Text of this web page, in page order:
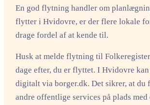
En god flytning handler om
flytter i Hvidovre, er der flere lokale
drage fordel af at kende til.
Husk at melde flytning til
dage efter, du er flyttet. I Hvidovre kan
digitalt via borger.dk. Det sikrer, at du
andre offentlige services på plads med